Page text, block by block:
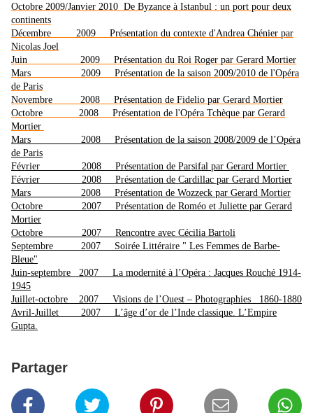
Octobre 2009/Janvier 2010 De Byzance à Istanbul : un port pour deux
continents
Décembre 2009 Présentation du contexte d'Andrea Chénier par
Nicolas Joel
Juin 2009 Présentation du Roi Roger par Gerard Mortier
Mars 2009 Présentation de la saison 2009/2010 de l'Opéra
de Paris
Novembre 2008 Présentation de Fidelio par Gerard Mortier
Octobre 2008 Présentation de l'Opéra Tchèque par Gerard
Mortier
Mars 2008 Présentation de la saison 2008/2009 de l’Opéra
de Paris
Février 2008 Présentation de Parsifal par Gerard Mortier
Février 2008 Présentation de Cardillac par Gerard Mortier
Mars 2008 Présentation de Wozzeck par Gerard Mortier
Octobre 2007 Présentation de Roméo et Juliette par Gerard
Mortier
Octobre 2007 Rencontre avec Cécilia Bartoli
Septembre 2007 Soirée Littéraire " Les Femmes de Barbe-
Bleue"
Juin-septembre 2007 La modernité à l’Opéra : Jacques Rouché 1914-
1945
Juillet-octobre 2007 Visions de l’Ouest – Photographies 1860-1880
Avril-Juillet 2007 L’âge d’or de l’Inde classique. L’Empire
Gupta.
Partager